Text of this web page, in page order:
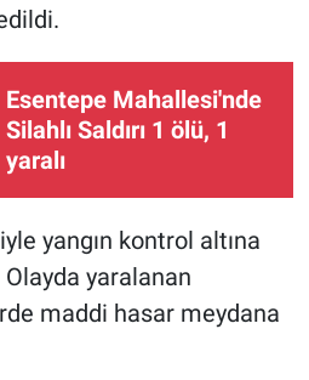
Esentepe Mahallesi'nde
Silahlı Saldırı 1 ölü, 1
yaralı
yangın kontrol altına
yaralanan
maddi hasar meydana